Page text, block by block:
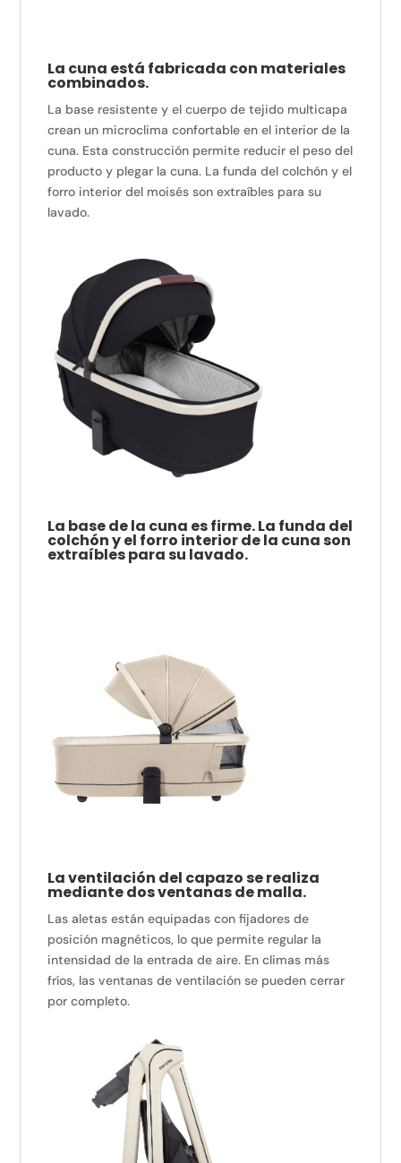
La cuna está fabricada con materiales
combinados.
La base resistente y el cuerpo de tejido multicapa
crean un microclima confortable en el interior de la
cuna. Esta construcción permite reducir el peso del
producto y plegar la cuna. La funda del colchón y el
forro interior del moisés son extraíbles para su
lavado.
La base de la cuna es firme.La funda del
colchón y el forro interior de la cuna son
extraíbles para su lavado.
La ventilación del capazo se realiza
mediante dos ventanas de malla.
Las aletas están equipadas con fijadores de
posición magnéticos, lo que permite regular la
intensidad de la entrada de aire. En climas más
fríos, las ventanas de ventilación se pueden cerrar
por completo.